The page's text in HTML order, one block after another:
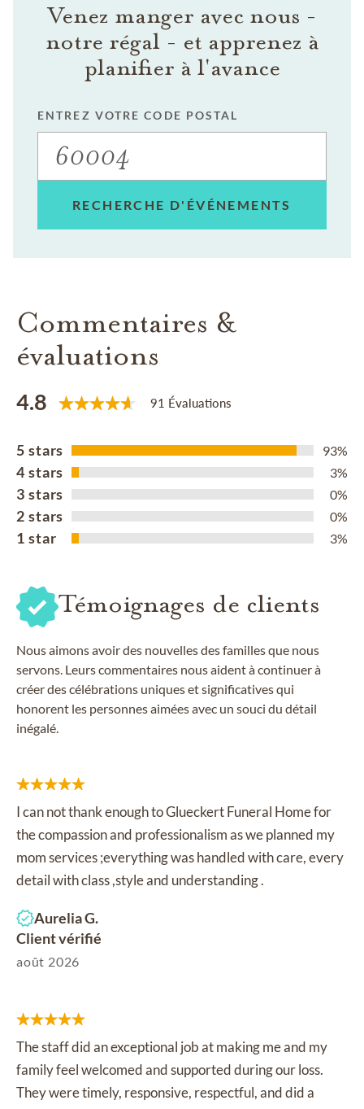
Venez manger avec nous -
notre régal - et apprenez à
planifier à l'avance
ENTREZ VOTRE CODE POSTAL
RECHERCHE D'ÉVÉNEMENTS
Commentaires &
évaluations
4.8 91 Évaluations
5 stars 93%
4 stars 3%
3 stars 0%
2 stars 0%
1 star 3%
Témoignages de clients
Nous aimons avoir des nouvelles des familles que nous
servons. Leurs commentaires nous aident à continuer à
créer des célébrations uniques et significatives qui
honorent les personnes aimées avec un souci du détail
inégalé.
I can not thank enough to Glueckert Funeral Home for
the compassion and professionalism as we planned my
mom services ;everything was handled with care, every
detail with class ,style and understanding .
Aurelia G.
Client vérifié
août 2026
The staff did an exceptional job at making me and my
family feel welcomed and supported during our loss.
They were timely, responsive, respectful, and did a